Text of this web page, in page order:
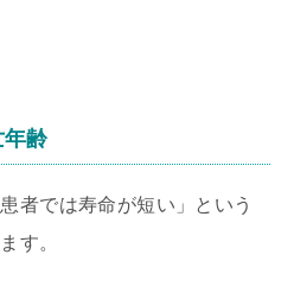
年齢
者では寿命が短い」という
す。